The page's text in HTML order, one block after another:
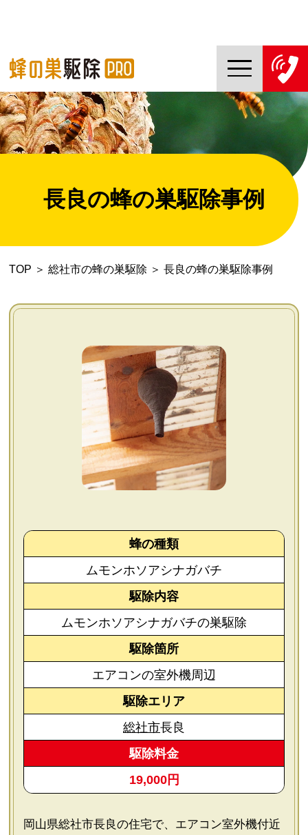
TOP
蜂の巣駆除PROについて
蜂の巣駆除ご依頼の流れ
対応エリア一覧
会社概要
お問い合わせ
個人情報保護方針
長良の蜂の巣駆除事例
TOP ＞ 総社市の蜂の巣駆除 ＞ 長良の蜂の巣駆除事例
蜂の種類
ムモンホソアシナガバチ
駆除内容
ムモンホソアシナガバチの巣駆除
駆除箇所
エアコンの室外機周辺
駆除エリア
総社市長良
駆除料金
19,000円
岡山県総社市長良の住宅で、エアコン室外機付近